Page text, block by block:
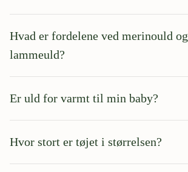
Hvad er fordelene ved merinould og
lammeuld?
Er uld for varmt til min baby?
Hvor stort er tøjet i størrelsen?